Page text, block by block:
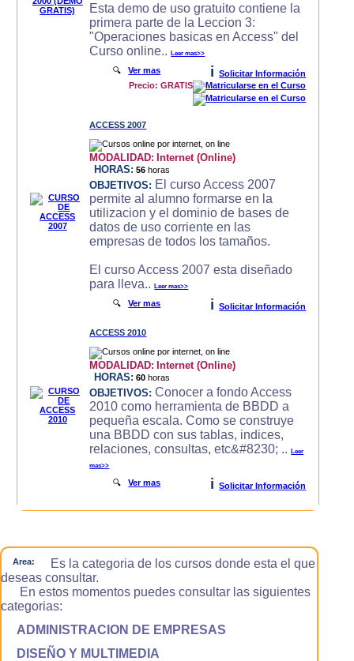
Esta demo de uso gratuito contiene la
primera parte de la Leccion 3:
"Operaciones basicas en Access" del
Curso online..Leer mas>>
🔍Ver mas i
Solicitar Información
Precio: GRATIS
ACCESS 2007
MODALIDAD: Internet (Online)
HORAS: 56 horas
OBJETIVOS: El curso Access 2007
permite al alumno formarse en la
utilizacion y el dominio de bases de
datos de uso corriente en las
empresas de todos los tamaños.
El curso Access 2007 esta diseñado
para lleva..Leer mas>>
🔍Ver mas i Solicitar Información
ACCESS 2010
MODALIDAD: Internet (Online)
HORAS: 60 horas
OBJETIVOS: Conocer a fondo Access
2010 como herramienta de BBDD a
pequeña escala. Como se construye
una BBDD con sus tablas, indices,
relaciones, consultas, etc&#8230; ..Leer
mas>>
🔍Ver mas i Solicitar Información
Area:
Es la categoria de los cursos donde esta el que
deseas consultar.
En estos momentos puedes consultar las siguientes
categorias:
ADMINISTRACION DE EMPRESAS
DISEÑO Y MULTIMEDIA